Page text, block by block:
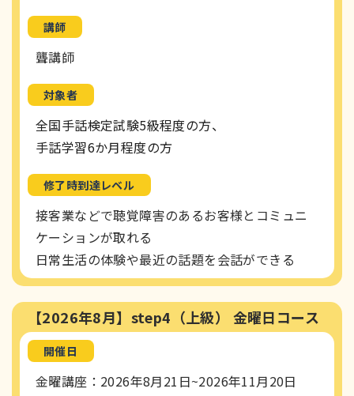
講師
聾講師
対象者
全国手話検定試験5級程度の方、
手話学習6か月程度の方
修了時到達レベル
接客業などで聴覚障害のあるお客様とコミュニ
ケーションが取れる
日常生活の体験や最近の話題を会話ができる
【2026年8月】step4（上級） 金曜日コース
開催日
金曜講座：2026年8月21日~2026年11月20日